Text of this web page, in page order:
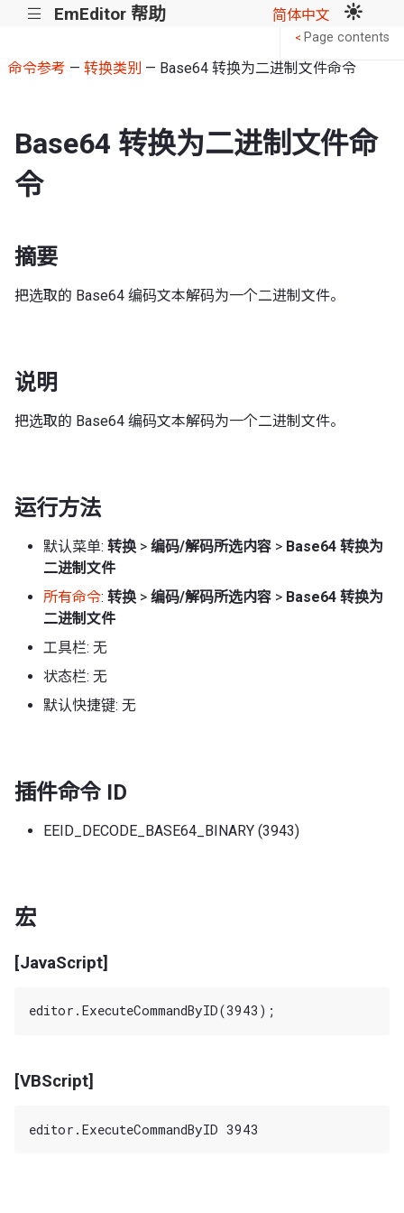
||| EmEditor 帮助 简体中文
命令参考 — 转换类别 — Base64 转换为二进制文件命令
Base64 转换为二进制文件命
令
摘要
把选取的 Base64 编码文本解码为一个二进制文件。
说明
把选取的 Base64 编码文本解码为一个二进制文件。
运行方法
默认菜单: 转换 > 编码/解码所选内容 > Base64 转换为
二进制文件
所有命令: 转换 > 编码/解码所选内容 > Base64 转换为
二进制文件
工具栏: 无
状态栏: 无
默认快捷键: 无
插件命令 ID
EEID_DECODE_BASE64_BINARY (3943)
宏
[JavaScript]
[VBScript]
< Page contents